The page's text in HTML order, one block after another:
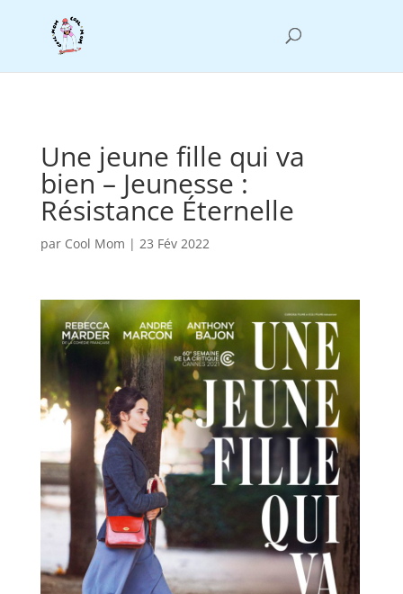
Une jeune fille qui va
bien – Jeunesse :
Résistance Éternelle
par Cool Mom | 23 Fév 2022